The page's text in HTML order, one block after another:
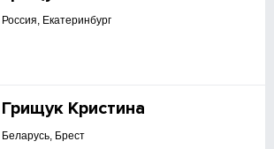
Россия, Екатеринбург
Грищук Кристина
Беларусь, Брест